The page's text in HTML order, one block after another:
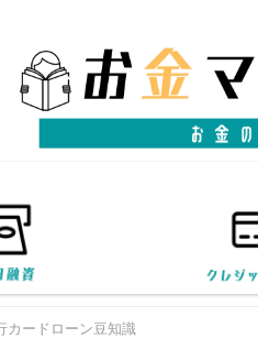
カードローン豆知識